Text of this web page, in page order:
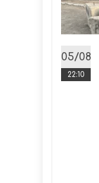
05/08
22:10